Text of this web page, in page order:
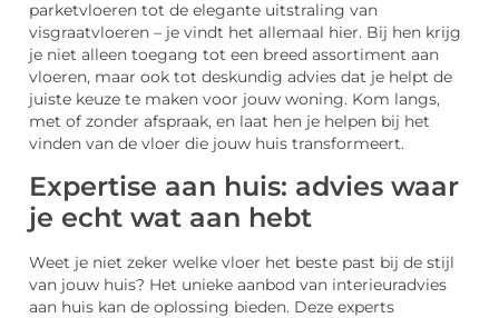
parketvloeren tot de elegante uitstraling van
visgraatvloeren – je vindt het allemaal hier. Bij hen krijg
je niet alleen toegang tot een breed assortiment aan
vloeren, maar ook tot deskundig advies dat je helpt de
juiste keuze te maken voor jouw woning. Kom langs,
met of zonder afspraak, en laat hen je helpen bij het
vinden van de vloer die jouw huis transformeert.
Expertise aan huis: advies waar
je echt wat aan hebt
Weet je niet zeker welke vloer het beste past bij de stijl
van jouw huis? Het unieke aanbod van interieuradvies
aan huis kan de oplossing bieden. Deze experts